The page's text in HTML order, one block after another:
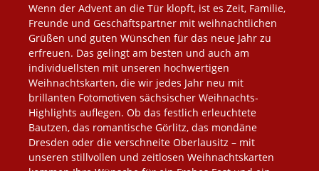
Wenn der Advent an die Tür klopft, ist es Zeit, Familie,
Freunde und Geschäftspartner mit weihnachtlichen
Grüßen und guten Wünschen für das neue Jahr zu
erfreuen. Das gelingt am besten und auch am
individuellsten mit unseren hochwertigen
Weihnachtskarten, die wir jedes Jahr neu mit
brillanten Fotomotiven sächsischer Weihnachts-
Highlights auflegen. Ob das festlich erleuchtete
Bautzen, das romantische Görlitz, das mondäne
Dresden oder die verschneite Oberlausitz – mit
unseren stillvollen und zeitlosen Weihnachtskarten